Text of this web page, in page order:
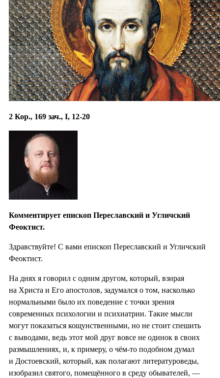
2 Кор., 169 зач., I, 12-20
Комментирует епископ Переславский и Угличский
Феоктист.
Здравствуйте! С вами епископ Переславский и Угличский
Феоктист.
На днях я говорил с одним другом, который, взирая
на Христа и Его апостолов, задумался о том, насколько
нормальными было их поведение с точки зрения
современных психологии и психиатрии. Такие мысли
могут показаться кощунственными, но не стоит спешить
с выводами, ведь этот мой друг вовсе не одинок в своих
размышлениях, и, к примеру, о чём-то подобном думал
и Достоевский, который, как полагают литературоведы,
изобразил святого, помещённого в среду обывателей, —